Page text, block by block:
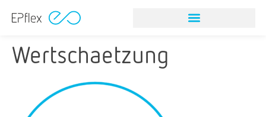
Wertschaetzung